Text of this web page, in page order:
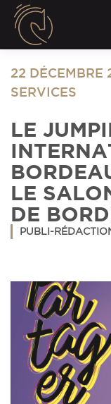
22 DÉCEMBRE
SERVICES
LE
LE
DE
PUBLI-
Panneau de